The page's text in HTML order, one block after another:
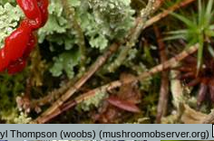
Thompson (woobs) (mushroomobserver.org)